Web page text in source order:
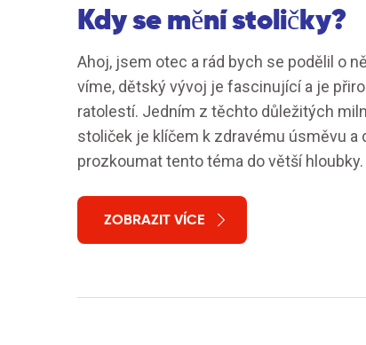
Kdy se mění stoličky?
Ahoj, jsem otec a rád bych se podělil o
víme, dětský vývoj je fascinující a je
ratolestí. Jedním z těchto důležitých
stoliček je klíčem k zdravému úsměvu
prozkoumat tento téma do větší hloubky.
ZOBRAZIT VÍCE